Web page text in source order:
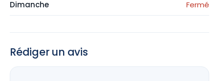
Dimanche Fermé
Rédiger un avis